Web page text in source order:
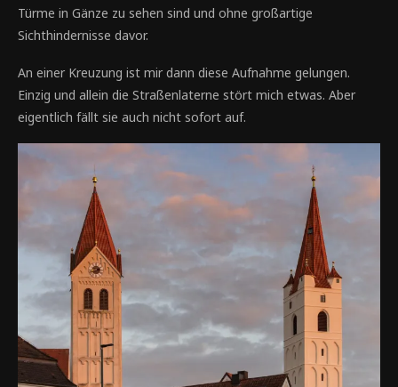
Türme in Gänze zu sehen sind und ohne großartige
Sichthindernisse davor.
An einer Kreuzung ist mir dann diese Aufnahme gelungen.
Einzig und allein die Straßenlaterne stört mich etwas. Aber
eigentlich fällt sie auch nicht sofort auf.